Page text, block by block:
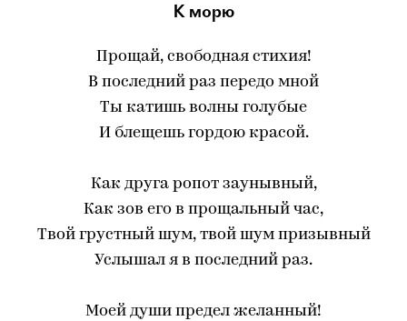
К морю
Прощай, свободная стихия!
В последний раз передо мной
Ты катишь волны голубые
И блещешь гордою красой.
Как друга ропот заунывный,
Как зов его в прощальный час,
Твой грустный шум, твой шум призывный
Услышал я в последний раз.
Моей души предел желанный!